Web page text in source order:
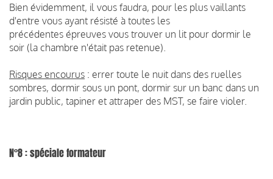
Bien évidemment, il vous faudra, pour les plus vaillants
d'entre vous ayant résisté à toutes les
précédentes épreuves vous trouver un lit pour dormir le
soir (la chambre n'était pas retenue).
Risques encourus : errer toute le nuit dans des ruelles
sombres, dormir sous un pont, dormir sur un banc dans un
jardin public, tapiner et attraper des MST, se faire violer.
N°8 : spéciale formateur